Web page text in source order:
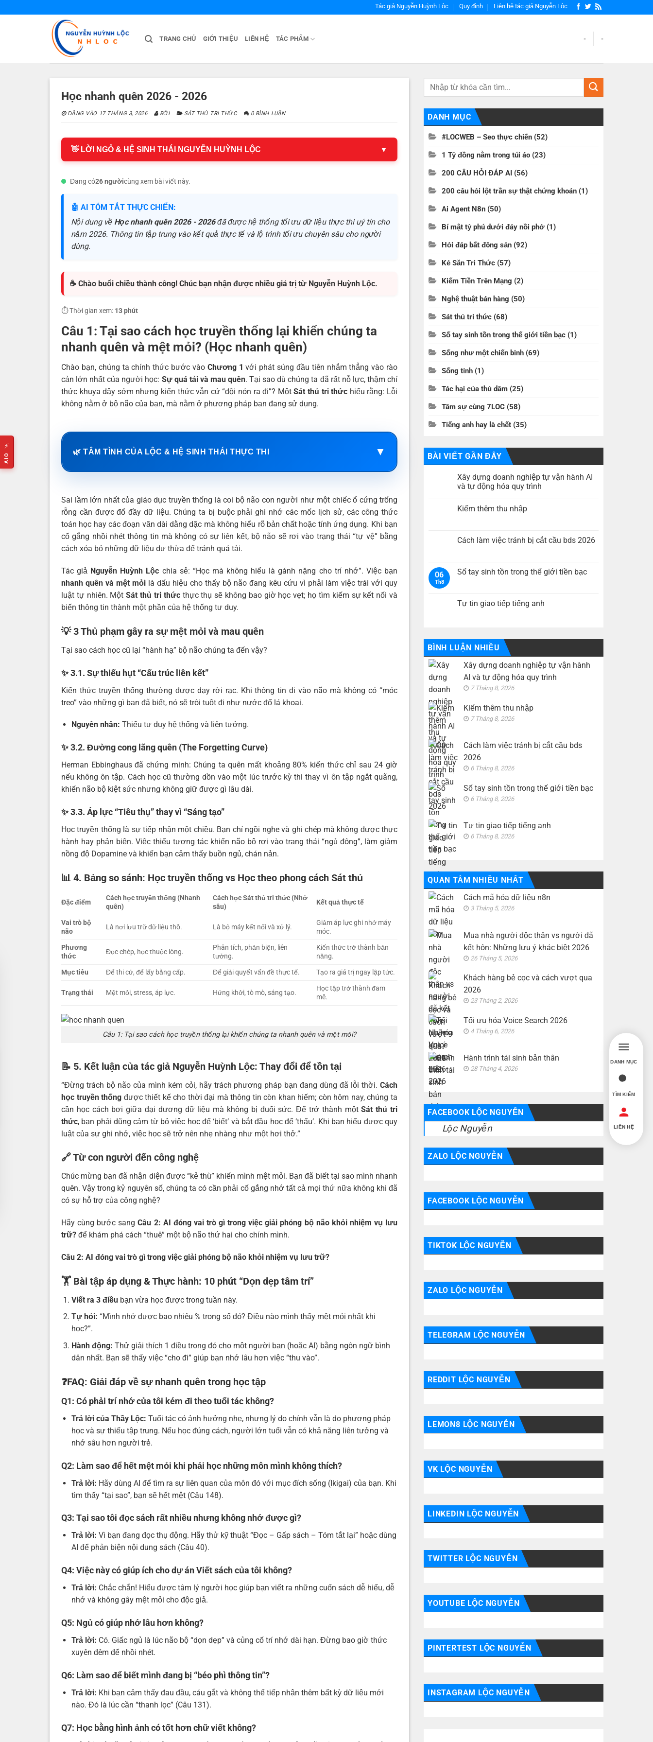
Tác giả Nguyễn Huỳnh Lộc Quy định Liên hệ tác giả Nguyễn Lộc
TRANG CHỦ GIỚI THIỆU LIÊN HỆ TÁC PHẨM - -
Học nhanh quên 2026 - 2026
ĐĂNG VÀO 17 THÁNG 3, 2026 BỞI SÁT THỦ TRI THỨC 0 BÌNH LUẬN
👋 LỜI NGỎ & HỆ SINH THÁI NGUYỄN HUỲNH LỘC ▼
Đang có26 ngườicùng xem bài viết này.
🤖 AI TÓM TẮT THỰC CHIẾN:
Nội dung về Học nhanh quên 2026 - 2026đã được hệ thống tối ưu dữ liệu thực thi uý tín cho
năm 2026. Thông tin tập trung vào kết quả thực tế và lộ trình tối ưu chuyên sâu cho người
dùng.
☕ Chào buổi chiều thành công! Chúc bạn nhận được nhiều giá trị từ Nguyễn Huỳnh Lộc.
⏱️ Thời gian xem: 13 phút
Câu 1: Tại sao cách học truyền thống lại khiến chúng ta
nhanh quên và mệt mỏi? (Học nhanh quên)
Chào bạn, chúng ta chính thức bước vào Chương 1 với phát súng đầu tiên nhắm thẳng vào rào
cản lớn nhất của người học: Sự quá tải và mau quên. Tại sao dù chúng ta đã rất nỗ lực, thậm chí
thức khuya dậy sớm nhưng kiến thức vẫn cứ “đội nón ra đi”? MộtSát thủ tri thức hiểu rằng: Lỗi
không nằm ở bộ não của bạn, mà nằm ở phương pháp bạn đang sử dụng.
🌿 TÂM TÌNH CỦA LỘC & HỆ SINH THÁI THỰC THI ▼
Sai lầm lớn nhất của giáo dục truyền thống là coi bộ não con người như một chiếc ổ cứng trống
rỗng cần được đổ đầy dữ liệu. Chúng ta bị buộc phải ghi nhớ các mốc lịch sử, các công thức
toán học hay các đoạn văn dài dằng dặc mà không hiểu rõ bản chất hoặc tính ứng dụng. Khi bạn
cố gắng nhồi nhét thông tin mà không có sự liên kết, bộ não sẽ rơi vào trạng thái “tự vệ” bằng
cách xóa bỏ những dữ liệu dư thừa để tránh quá tải.
Tác giả Nguyễn Huỳnh Lộc chia sẻ: “Học mà không hiểu là gánh nặng cho trí nhớ”. Việc bạn
nhanh quên và mệt mỏi là dấu hiệu cho thấy bộ não đang kêu cứu vì phải làm việc trái với quy
luật tự nhiên. MộtSát thủ tri thứcthực thụ sẽ không bao giờ học vẹt; họ tìm kiếm sự kết nối và
biến thông tin thành một phần của hệ thống tư duy.
💡 3 Thủ phạm gây ra sự mệt mỏi và mau quên
Tại sao cách học cũ lại “hành hạ” bộ não chúng ta đến vậy?
✨ 3.1. Sự thiếu hụt “Cấu trúc liên kết”
Kiến thức truyền thống thường được dạy rời rạc. Khi thông tin đi vào não mà không có “móc
treo” vào những gì bạn đã biết, nó sẽ trôi tuột đi như nước đổ lá khoai.
Nguyên nhân: Thiếu tư duy hệ thống và liên tưởng.
✨ 3.2. Đường cong lãng quên (The Forgetting Curve)
Herman Ebbinghaus đã chứng minh: Chúng ta quên mất khoảng 80% kiến thức chỉ sau 24 giờ
nếu không ôn tập. Cách học cũ thường dồn vào một lúc trước kỳ thi thay vì ôn tập ngắt quãng,
khiến não bộ kiệt sức nhưng không giữ được gì lâu dài.
✨ 3.3. Áp lực “Tiêu thụ” thay vì “Sáng tạo”
Học truyền thống là sự tiếp nhận một chiều. Bạn chỉ ngồi nghe và ghi chép mà không được thực
hành hay phản biện. Việc thiếu tương tác khiến não bộ rơi vào trạng thái “ngủ đông”, làm giảm
nồng độ Dopamine và khiến bạn cảm thấy buồn ngủ, chán nản.
📊 4. Bảng so sánh: Học truyền thống vs Học theo phong cách Sát thủ
Đặc điểm
Cách học truyền thống (Nhanh
quên)
Cách học Sát thủ tri thức (Nhớ
sâu)
Kết quả thực tế
Vai trò bộ
não
Là nơi lưu trữ dữ liệu thô. Là bộ máy kết nối và xử lý.
Giảm áp lực ghi nhớ máy
móc.
Phương
thức
Đọc chép, học thuộc lòng.
Phân tích, phản biện, liên
tưởng.
Kiến thức trở thành bản
năng.
Mục tiêu
Để thi cử, để lấy bằng cấp. Để giải quyết vấn đề thực tế. Tạo ra giá trị ngay lập tức.
Trạng thái Mệt mỏi, stress, áp lực. Hứng khởi, tò mò, sáng tạo.
Học tập trở thành đam
mê.
Câu 1: Tại sao cách học truyền thống lại khiến chúng ta nhanh quên và mệt mỏi?
📝 5. Kết luận của tác giả Nguyễn Huỳnh Lộc: Thay đổi để tồn tại
“Đừng trách bộ não của mình kém cỏi, hãy trách phương pháp bạn đang dùng đã lỗi thời. Cách
học truyền thống được thiết kế cho thời đại mà thông tin còn khan hiếm; còn hôm nay, chúng ta
cần học cách bơi giữa đại dương dữ liệu mà không bị đuối sức. Để trở thành mộtSát thủ tri
thức, bạn phải dũng cảm từ bỏ việc học để ‘biết’ và bắt đầu học để ‘thấu’. Khi bạn hiểu được quy
luật của sự ghi nhớ, việc học sẽ trở nên nhẹ nhàng như một hơi thở.”
🔗 Từ con người đến công nghệ
Chúc mừng bạn đã nhận diện được “kẻ thù” khiến mình mệt mỏi. Bạn đã biết tại sao mình nhanh
quên. Vậy trong kỷ nguyên số, chúng ta có cần phải cố gắng nhớ tất cả mọi thứ nữa không khi đã
có sự hỗ trợ của công nghệ?
Hãy cùng bước sangCâu 2: AI đóng vai trò gì trong việc giải phóng bộ não khỏi nhiệm vụ lưu
trữ? để khám phá cách “thuê” một bộ não thứ hai cho chính mình.
Câu 2: AI đóng vai trò gì trong việc giải phóng bộ não khỏi nhiệm vụ lưu trữ?
🏋️ Bài tập áp dụng & Thực hành: 10 phút “Dọn dẹp tâm trí”
Viết ra 3 điềubạn vừa học được trong tuần này.
Tự hỏi: “Mình nhớ được bao nhiêu % trong số đó? Điều nào mình thấy mệt mỏi nhất khi
học?”.
Hành động: Thử giải thích 1 điều trong đó cho một người bạn (hoặc AI) bằng ngôn ngữ bình
dân nhất. Bạn sẽ thấy việc “cho đi” giúp bạn nhớ lâu hơn việc “thu vào”.
❓FAQ: Giải đáp về sự nhanh quên trong học tập
Q1: Có phải trí nhớ của tôi kém đi theo tuổi tác không?
Trả lời của Thầy Lộc: Tuổi tác có ảnh hưởng nhẹ, nhưng lý do chính vẫn là do phương pháp
học và sự thiếu tập trung. Nếu học đúng cách, người lớn tuổi vẫn có khả năng liên tưởng và
nhớ sâu hơn người trẻ.
Q2: Làm sao để hết mệt mỏi khi phải học những môn mình không thích?
Trả lời: Hãy dùng AI để tìm ra sự liên quan của môn đó với mục đích sống (Ikigai) của bạn. Khi
tìm thấy “tại sao”, bạn sẽ hết mệt (Câu 148).
Q3: Tại sao tôi đọc sách rất nhiều nhưng không nhớ được gì?
Trả lời: Vì bạn đang đọc thụ động. Hãy thử kỹ thuật “Đọc – Gấp sách – Tóm tắt lại” hoặc dùng
AI để phản biện nội dung sách (Câu 40).
Q4: Việc này có giúp ích cho dự án Viết sách của tôi không?
Trả lời: Chắc chắn! Hiểu được tâm lý người học giúp bạn viết ra những cuốn sách dễ hiểu, dễ
nhớ và không gây mệt mỏi cho độc giả.
Q5: Ngủ có giúp nhớ lâu hơn không?
Trả lời: Có. Giấc ngủ là lúc não bộ “dọn dẹp” và củng cố trí nhớ dài hạn. Đừng bao giờ thức
xuyên đêm để nhồi nhét.
Q6: Làm sao để biết mình đang bị “béo phì thông tin”?
Trả lời: Khi bạn cảm thấy đau đầu, cáu gắt và không thể tiếp nhận thêm bất kỳ dữ liệu mới
nào. Đó là lúc cần “thanh lọc” (Câu 131).
Q7: Học bằng hình ảnh có tốt hơn chữ viết không?
DANH MỤC
#LOCWEB – Seo thực chiến (52)
1 Tỷ đồng nằm trong túi áo (23)
200 CÂU HỎI ĐÁP AI (56)
200 câu hỏi lột trần sự thật chứng khoán (1)
Ai Agent N8n (50)
Bí mật tỷ phú dưới đáy nồi phở (1)
Hỏi đáp bất đông sản (92)
Kẻ Săn Tri Thức (57)
Kiếm Tiền Trên Mạng (2)
Nghệ thuật bán hàng (50)
Sát thủ tri thức (68)
Số tay sinh tồn trong thế giới tiền bạc (1)
Sống như một chiến binh (69)
Sống tỉnh (1)
Tác hại của thủ dâm (25)
Tâm sự cùng 7LOC (58)
Tiếng anh hay là chết (35)
BÀI VIẾT GẦN ĐÂY
Xây dựng doanh nghiệp tự vận hành AI
và tự động hóa quy trình
bình
doanh
AI
quy
Kiếm thêm thu nhập
luận
ở
nhập
Cách làm việc tránh bị cắt cầu bds 2026
luận
ở
tránh
bị
06
Th8
Số tay sinh tồn trong thế giới tiền bạc
luận
ở
trong
thế
giới
tiền
bạc
Tự tin giao tiếp tiếng anh
ở
Tự
tin
giao
tiếp
anh
BÌNH LUẬN NHIỀU
Xây dựng doanh nghiệp tự vận hành
AI và tự động hóa quy trình
7 Tháng 8, 2026
Kiếm thêm thu nhập
7 Tháng 8, 2026
Cách làm việc tránh bị cắt cầu bds
2026
6 Tháng 8, 2026
Số tay sinh tồn trong thế giới tiền bạc
6 Tháng 8, 2026
Tự tin giao tiếp tiếng anh
6 Tháng 8, 2026
QUAN TÂM NHIỀU NHẤT
Cách mã hóa dữ liệu n8n
3 Tháng 5, 2026
Mua nhà người độc thân vs người đã
kết hôn: Những lưu ý khác biệt 2026
26 Tháng 5, 2026
Khách hàng bẻ cọc và cách vượt qua
2026
23 Tháng 2, 2026
Tối ưu hóa Voice Search 2026
4 Tháng 6, 2026
Hành trình tái sinh bản thân
28 Tháng 4, 2026
FACEBOOK LỘC NGUYỄN
Lộc Nguyễn
ZALO LỘC NGUYỄN
FACEBOOK LỘC NGUYỄN
TIKTOK LỘC NGUYỄN
ZALO LỘC NGUYỄN
TELEGRAM LỘC NGUYỄN
REDDIT LỘC NGUYỄN
LEMON8 LỘC NGUYỄN
VK LỘC NGUYỄN
LINKEDIN LỘC NGUYỄN
TWITTER LỘC NGUYỄN
YOUTUBE LỘC NGUYỄN
PINTERTEST LỘC NGUYỄN
INSTAGRAM LỘC NGUYỄN
⚡
AIO
DANH MỤC
TÌM KIẾM
LIÊN HỆ